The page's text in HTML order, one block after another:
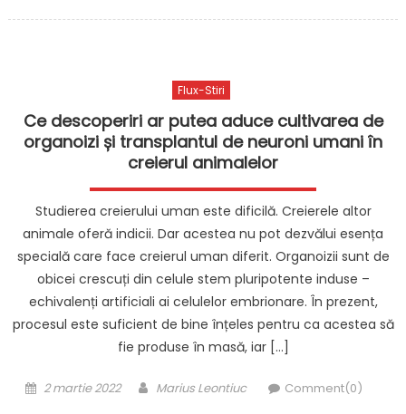
Flux-Stiri
Ce descoperiri ar putea aduce cultivarea de
organoizi și transplantul de neuroni umani în
creierul animalelor
Studierea creierului uman este dificilă. Creierele altor
animale oferă indicii. Dar acestea nu pot dezvălui esența
specială care face creierul uman diferit. Organoizii sunt de
obicei crescuți din celule stem pluripotente induse –
echivalenți artificiali ai celulelor embrionare. În prezent,
procesul este suficient de bine înțeles pentru ca acestea să
fie produse în masă, iar […]
Posted
2 martie 2022 Author
Marius Leontiuc Comment(0)